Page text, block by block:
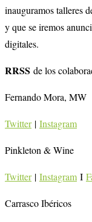
inauguramos talleres
y que se iremos
digitales.
RRSS de los
Fernando Mora, MW
Twitter| Instagram
Pinkleton & Wine
Twitter| Instagram I
Carrasco Ibéricos